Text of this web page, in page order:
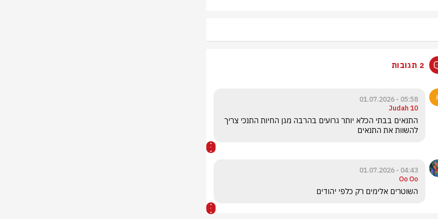
2 תגובות
05:58 - 01.07.2026
Judah 10
להשוות את התנאים
04:43 - 01.07.2026
Oo Oo
השוטרים אלימים רק כלפי יהודים